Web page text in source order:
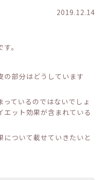
2019.12.14
。
の部分はどうしています
ているのではないでしょ
エット効果が含まれている
について載せていきたいと